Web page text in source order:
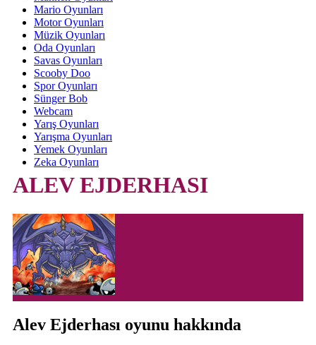
Mario Oyunları
Motor Oyunları
Müzik Oyunları
Oda Oyunları
Savas Oyunları
Scooby Doo
Spor Oyunları
Sünger Bob
Webcam
Yarış Oyunları
Yarışma Oyunları
Yemek Oyunları
Zeka Oyunları
ALEV EJDERHASI
Alev Ejderhası oyunu hakkında